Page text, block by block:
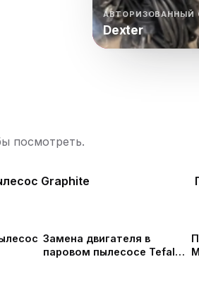
Кулер для воды
АВТОРИЗОВАННЫЙ
Dexter
посмотреть.
Graphite
Замена двигателя в
паровом пылесосе Tefal